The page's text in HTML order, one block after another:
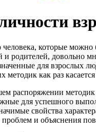
человека, которые
и родителей, довольно
для взрослых
методик как раз
распоряжении методик
для успешного
свойства
и объяснения